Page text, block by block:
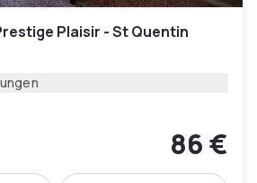
Plaisir - St Quentin
86 €